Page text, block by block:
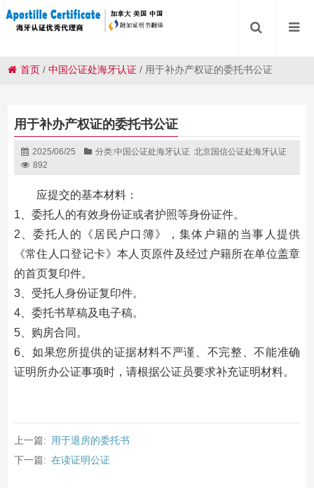
首页 /中国公证处海牙认证 / 用于补办产权证的委托书公证
用于补办产权证的委托书公证
2025/06/25 分类:中国公证处海牙认证 北京国信公证处海牙认证
892
应提交的基本材料：
1、委托人的有效身份证或者护照等身份证件。
2、委托人的《居民户口簿》，集体户籍的当事人提供
《常住人口登记卡》本人页原件及经过户籍所在单位盖章
的首页复印件。
3、受托人身份证复印件。
4、委托书草稿及电子稿。
5、购房合同。
6、如果您所提供的证据材料不严谨、不完整、不能准确
证明所办公证事项时，请根据公证员要求补充证明材料。
上一篇:
用于退房的委托书
下一篇: 在读证明公证